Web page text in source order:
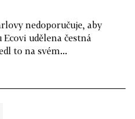
nedoporučuje, aby
udělena čestná
to na svém...